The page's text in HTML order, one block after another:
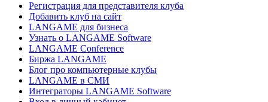
Регистрация для представителя клуба
Добавить клуб на сайт
LANGAME для бизнеса
Узнать о LANGAME Software
LANGAME Conference
Биржа LANGAME
Блог про компьютерные клубы
LANGAME в СМИ
Интеграторы LANGAME Software